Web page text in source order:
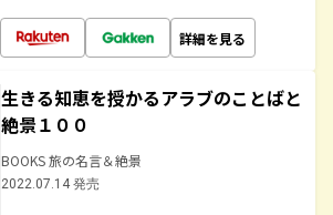
詳細を見る
生きる知恵を授かるアラブのことばと
絶景１００
BOOKS 旅の名言＆絶景
2022.07.14 発売